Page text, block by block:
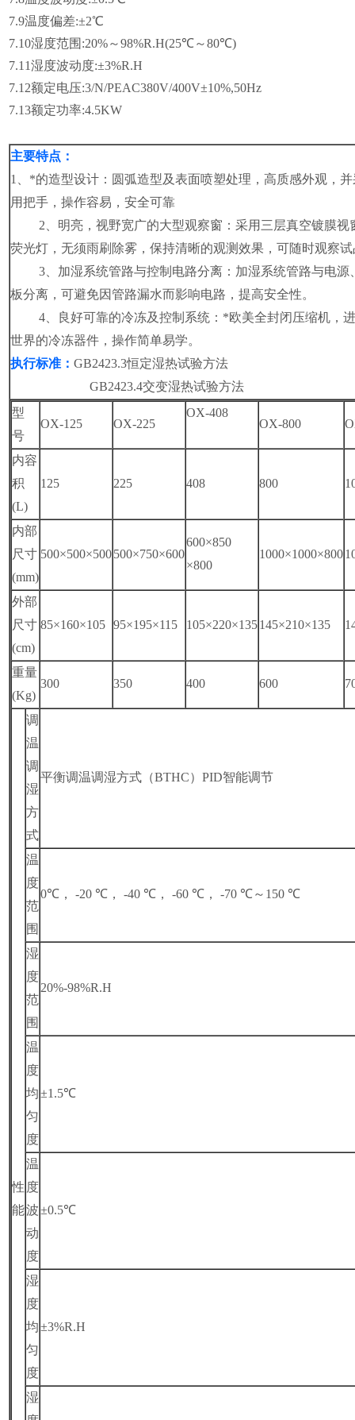
7.9温度偏差:±2℃
7.10湿度范围:20%～98%R.H(25℃～80℃)
7.11湿度波动度:±3%R.H
7.12额定电压:3/N/PEAC380V/400V±10%,50Hz
7.13额定功率:4.5KW
主要特点：
1、*的造型设计：圆弧造型及表面喷塑处理，高质感外观，
用把手，操作容易，安全可靠
2、明亮，视野宽广的大型观察窗：采用三层真空镀膜视
荧光灯，无须雨刷除雾，保持清晰的观测效果，可随时观察
3、加湿系统管路与控制电路分离：加湿系统管路与电源
板分离，可避免因管路漏水而影响电路，提高安全性。
4、良好可靠的冷冻及控制系统：*欧美全封闭压缩机，
世界的冷冻器件，操作简单易学。
执行标准：GB2423.3恒定湿热试验方法
GB2423.4交变湿热试验方法
型
号
OX-125 OX-225
OX-408
OX-800
内容
积
(L)
125 225 408 800
内部
尺寸
(mm)
500×500×500500×750×600
600×850
×800
1000×1000×800
外部
尺寸
(cm)
85×160×105 95×195×115 105×220×135145×210×135
重量
(Kg)
300 350 400 600
性
能
调
温
调
湿
方
式
平衡调温调湿方式（BTHC）PID智能调节
温
度
范
围
0℃， -20 ℃， -40 ℃， -60 ℃， -70 ℃～150 ℃
湿
度
范
围
20%-98%R.H
温
度
均
匀
度
±1.5℃
温
度
波
动
度
±0.5℃
湿
度
均
匀
度
±3%R.H
湿